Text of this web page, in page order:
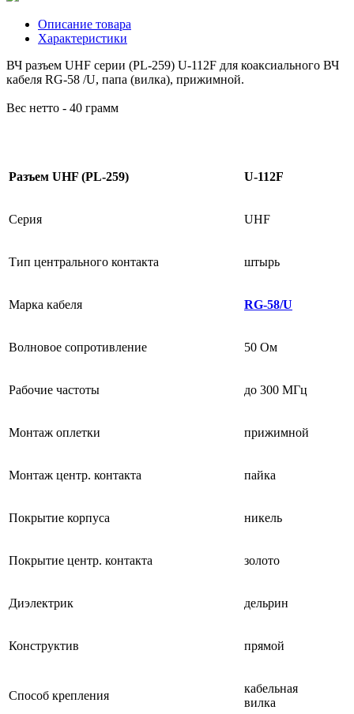
Описание товара
Характеристики
ВЧ разъем UHF серии (PL-259) U-112F для коаксиального ВЧ
кабеля RG-58 /U, папа (вилка), прижимной.
Вес нетто - 40 грамм
Разъем UHF (PL-259) U-112F
Серия UHF
Тип центрального контакта штырь
Марка кабеля RG-58/U
Волновое сопротивление 50 Ом
Рабочие частоты до 300 МГц
Монтаж оплетки прижимной
Монтаж центр. контакта пайка
Покрытие корпуса никель
Покрытие центр. контакта золото
Диэлектрик дельрин
Конструктив прямой
Способ крепления
кабельная
вилка